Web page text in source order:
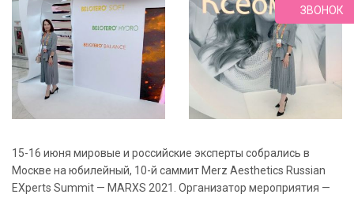
15-16 июня мировые и российские эксперты собрались в
Москве на юбилейный, 10-й саммит Merz Aesthetics Russian
EXperts Summit — MARXS 2021. Организатор мероприятия —
ЗВОНОК